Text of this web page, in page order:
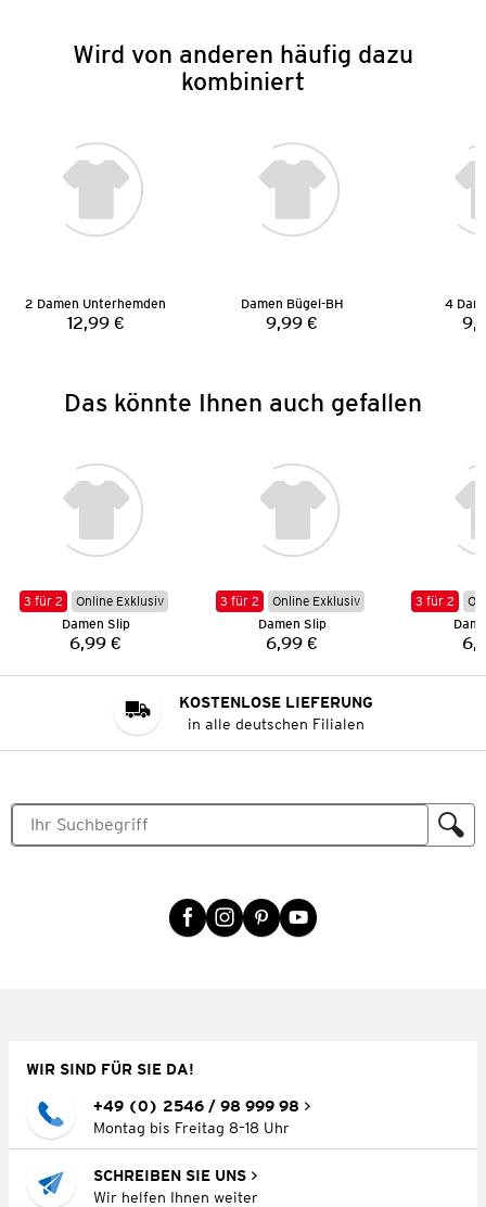
Wird von anderen häufig dazu
kombiniert
2 Damen Unterhemden
Preis:
12,99 €
Damen Bügel-BH
Preis:
9,99 €
4
Das könnte Ihnen auch gefallen
3 für 2
Online Exklusiv
Damen Slip
Preis:
6,99 €
3 für 2
Online Exklusiv
Damen Slip
Preis:
6,99 €
3 für 2
KOSTENLOSE LIEFERUNG
in alle deutschen Filialen
WIR SIND FÜR SIE DA!
+49 (0) 2546 / 98 999 98
Montag bis Freitag 8–18 Uhr
SCHREIBEN SIE UNS
Wir helfen Ihnen weiter